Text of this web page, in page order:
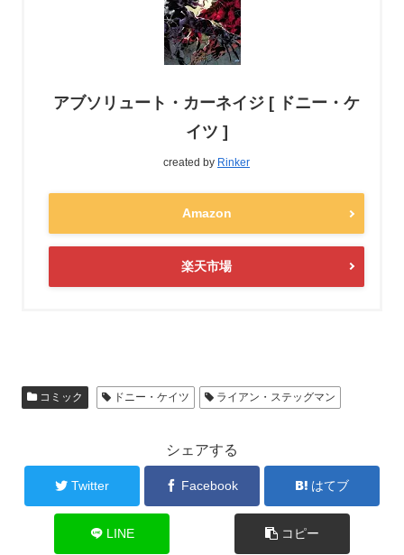
アブソリュート・カーネイジ [ ドニー・ケ
イツ ]
created by Rinker
Amazon
楽天市場
コミック ドニー・ケイツ ライアン・ステッグマン
シェアする
Twitter Facebook はてブ
LINE コピー